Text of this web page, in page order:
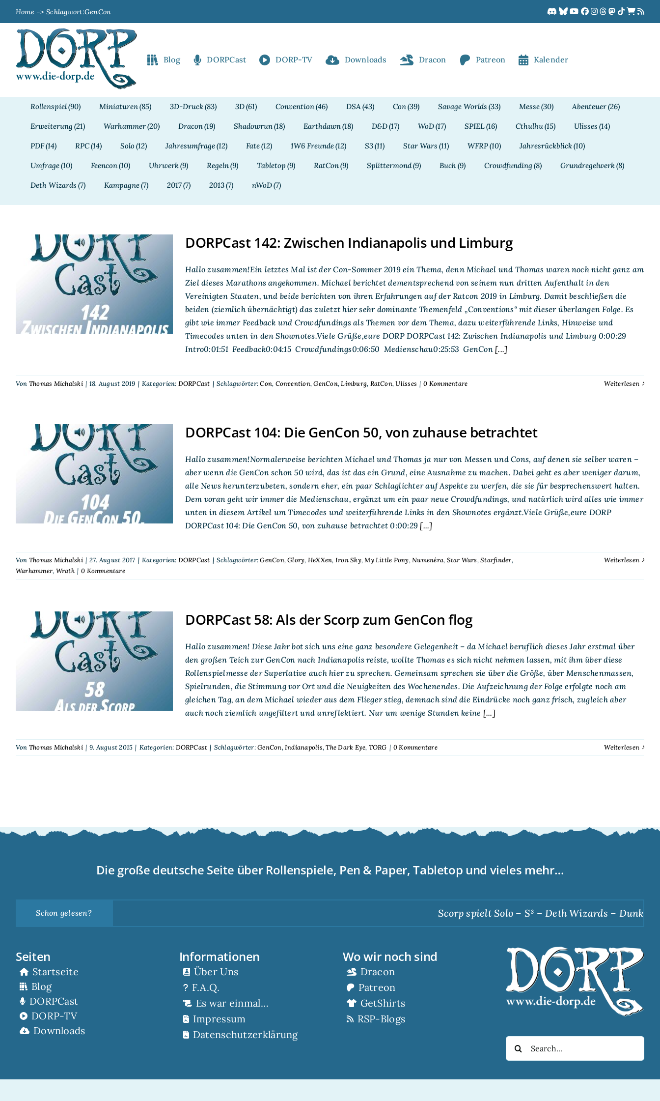
springen
Home Schlagwort:GenCon
Blog DORPCast DORP-TV Downloads Dracon Patreon Kalender
Rollenspiel(90) Miniaturen(85) 3D-Druck(83) 3D(61) Convention(46) DSA(43) Con(39) Savage Worlds (33) Messe(30) Abenteuer(26)
Erweiterung (21) Warhammer(20) Dracon(19) Shadowrun(18) Earthdawn(18) D&D(17) WoD(17) SPIEL(16) Cthulhu(15) Ulisses (14)
PDF(14) RPC(14) Solo(12) Jahresumfrage(12) Fate(12) 1W6 Freunde(12) S3(11) Star Wars (11) WFRP(10) Jahresrückblick(10)
Umfrage(10) Feencon(10) Uhrwerk(9) Regeln(9) Tabletop (9) RatCon(9) Splittermond(9) Buch(9) Crowdfunding (8) Grundregelwerk(8)
Deth Wizards (7) Kampagne(7) 2017(7) 2013(7) nWoD(7)
DORPCast 142:
Zwischen Indianapolis
und Limburg
DORPCast 142: Zwischen Indianapolis und Limburg
Hallo zusammen!Ein letztes Mal ist der Con-Sommer 2019 ein Thema, denn Michael und Thomas waren noch nicht ganz am
Ziel dieses Marathons angekommen. Michael berichtet dementsprechend von seinem nun dritten Aufenthalt in den
Vereinigten Staaten, und beide berichten von ihren Erfahrungen auf der Ratcon 2019 in Limburg. Damit beschließen die
beiden (ziemlich übernächtigt) das zuletzt hier sehr dominante Themenfeld „Conventions“ mit dieser überlangen Folge. Es
gibt wie immer Feedback und Crowdfundings als Themen vor dem Thema, dazu weiterführende Links, Hinweise und
Timecodes unten in den Shownotes.Viele Grüße,eure DORP DORPCast 142: Zwischen Indianapolis und Limburg 0:00:29
Intro0:01:51 Feedback0:04:15 Crowdfundings0:06:50 Medienschau0:25:53 GenCon[...]
Von Thomas Michalski | 18. August 2019 | Kategorien: DORPCast | Schlagwörter:Con, Convention,GenCon,Limburg, RatCon,Ulisses | 0 Kommentare Weiterlesen
DORPCast 104: Die
GenCon 50, von
zuhause betrachtet
DORPCast 104: Die GenCon 50, von zuhause betrachtet
Hallo zusammen!Normalerweise berichten Michael und Thomas ja nur von Messen und Cons, auf denen sie selber waren –
aber wenn die GenCon schon 50 wird, das ist das ein Grund, eine Ausnahme zu machen. Dabei geht es aber weniger darum,
alle News herunterzubeten, sondern eher, ein paar Schlaglichter auf Aspekte zu werfen, die sie für besprechenswert halten.
Dem voran geht wir immer die Medienschau, ergänzt um ein paar neue Crowdfundings, und natürlich wird alles wie immer
unten in diesem Artikel um Timecodes und weiterführende Links in den Shownotes ergänzt.Viele Grüße,eure DORP
DORPCast 104: Die GenCon 50, von zuhause betrachtet 0:00:29 [...]
Von Thomas Michalski | 27. August 2017 | Kategorien: DORPCast | Schlagwörter:GenCon,Glory, HeXXen, Iron Sky,My Little Pony,Numenéra, Star Wars,Starfinder,
Warhammer, Wrath | 0 Kommentare
Weiterlesen
DORPCast 58: Als der
Scorp zum GenCon flog
DORPCast 58: Als der Scorp zum GenCon flog
Hallo zusammen! Diese Jahr bot sich uns eine ganz besondere Gelegenheit – da Michael beruflich dieses Jahr erstmal über
den großen Teich zur GenCon nach Indianapolis reiste, wollte Thomas es sich nicht nehmen lassen, mit ihm über diese
Rollenspielmesse der Superlative auch hier zu sprechen. Gemeinsam sprechen sie über die Größe, über Menschenmassen,
Spielrunden, die Stimmung vor Ort und die Neuigkeiten des Wochenendes. Die Aufzeichnung der Folge erfolgte noch am
gleichen Tag, an dem Michael wieder aus dem Flieger stieg, demnach sind die Eindrücke noch ganz frisch, zugleich aber
auch noch ziemlich ungefiltert und unreflektiert. Nur um wenige Stunden keine [...]
Von Thomas Michalski | 9. August 2015 | Kategorien: DORPCast | Schlagwörter:GenCon,Indianapolis,The Dark Eye, TORG | 0 Kommentare Weiterlesen
Die große deutsche Seite über Rollenspiele, Pen & Paper, Tabletop und vieles mehr…
Schon gelesen? Scorp spielt Solo – S³ – Deth Wizards – Dunkle
Seiten
Startseite
Blog
DORPCast
DORP-TV
Downloads
Informationen
Über Uns
F.A.Q.
Es war einmal…
Impressum
Datenschutzerklärung
Wo wir noch sind
Dracon
Patreon
GetShirts
RSP-Blogs
nach: